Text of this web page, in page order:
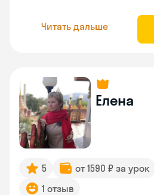
Читать дальше
Елена
5 от 1590 ₽ за урок
1 отзыв